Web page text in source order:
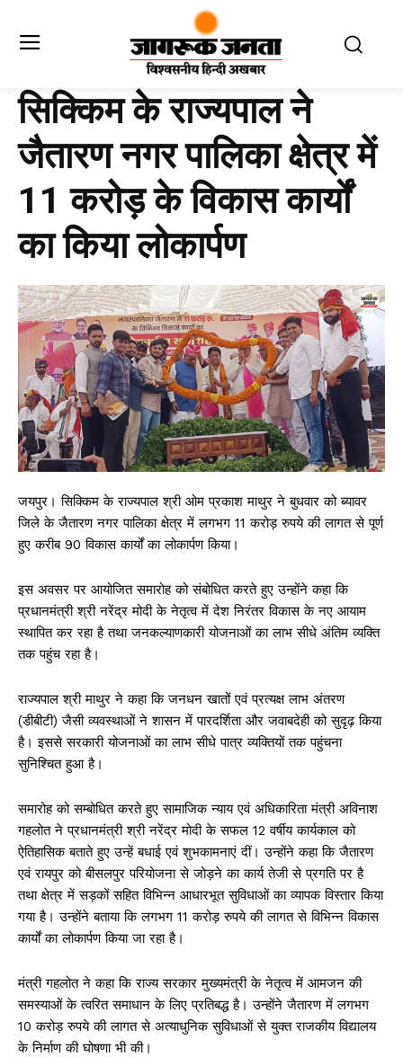
सिक्किम के राज्यपाल ने
जैतारण नगर पालिका क्षेत्र में
11 करोड़ के विकास कार्यों
का किया लोकार्पण
जयपुर। सिक्किम के राज्यपाल श्री ओम प्रकाश माथुर ने बुधवार को ब्यावर
जिले के जैतारण नगर पालिका क्षेत्र में लगभग 11 करोड़ रुपये की लागत से पूर्ण
हुए करीब 90 विकास कार्यों का लोकार्पण किया।
इस अवसर पर आयोजित समारोह को संबोधित करते हुए उन्होंने कहा कि
प्रधानमंत्री श्री नरेंद्र मोदी के नेतृत्व में देश निरंतर विकास के नए आयाम
स्थापित कर रहा है तथा जनकल्याणकारी योजनाओं का लाभ सीधे अंतिम व्यक्ति
तक पहुंच रहा है।
राज्यपाल श्री माथुर ने कहा कि जनधन खातों एवं प्रत्यक्ष लाभ अंतरण
(डीबीटी) जैसी व्यवस्थाओं ने शासन में पारदर्शिता और जवाबदेही को सुदृढ़ किया
है। इससे सरकारी योजनाओं का लाभ सीधे पात्र व्यक्तियों तक पहुंचना
सुनिश्चित हुआ है।
समारोह को सम्बोधित करते हुए सामाजिक न्याय एवं अधिकारिता मंत्री अविनाश
गहलोत ने प्रधानमंत्री श्री नरेंद्र मोदी के सफल 12 वर्षीय कार्यकाल को
ऐतिहासिक बताते हुए उन्हें बधाई एवं शुभकामनाएं दीं। उन्होंने कहा कि जैतारण
एवं रायपुर को बीसलपुर परियोजना से जोड़ने का कार्य तेजी से प्रगति पर है
तथा क्षेत्र में सड़कों सहित विभिन्न आधारभूत सुविधाओं का व्यापक विस्तार किया
गया है। उन्होंने बताया कि लगभग 11 करोड़ रुपये की लागत से विभिन्न विकास
कार्यों का लोकार्पण किया जा रहा है।
मंत्री गहलोत ने कहा कि राज्य सरकार मुख्यमंत्री के नेतृत्व में आमजन की
समस्याओं के त्वरित समाधान के लिए प्रतिबद्ध है। उन्होंने जैतारण में लगभग
10 करोड़ रुपये की लागत से अत्याधुनिक सुविधाओं से युक्त राजकीय विद्यालय
के निर्माण की घोषणा भी की।